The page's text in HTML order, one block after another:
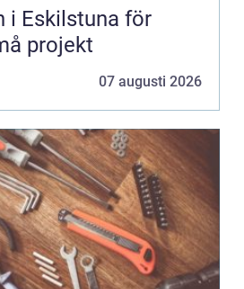
i Eskilstuna för
projekt
07 augusti 2026